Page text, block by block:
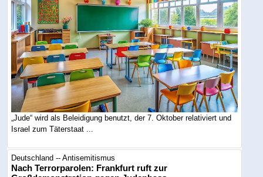
„Jude“ wird als Beleidigung benutzt, der 7. Oktober relativiert und
Israel zum Täterstaat ...
Deutschland -- Antisemitismus
Nach Terrorparolen: Frankfurt ruft zur